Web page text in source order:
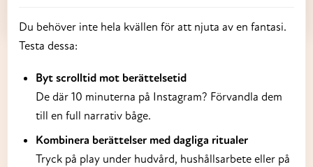
Du behöver inte hela kvällen för att njuta av en fantasi.
Testa dessa:
Byt scrolltid mot berättelsetid
De där 10 minuterna på Instagram? Förvandla dem
till en full narrativ båge.
Kombinera berättelser med dagliga ritualer
Tryck på play under hudvård, hushållsarbete eller på